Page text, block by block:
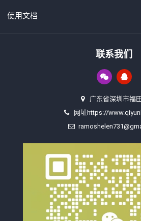
使用文档
联系我们
广东省深圳市福
网址https://